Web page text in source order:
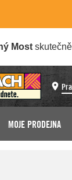
Most
MOJE PRODEJNA